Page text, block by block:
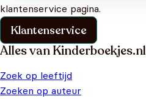
klantenservice pagina.
Klantenservice
Alles van Kinderboekjes.nl
Zoek op leeftijd
Zoeken op auteur